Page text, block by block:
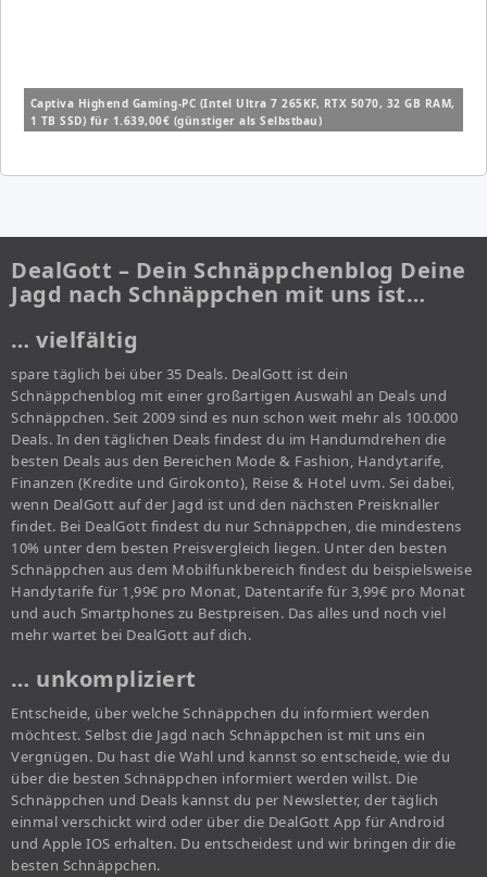
Captiva Highend Gaming-PC (Intel Ultra 7 265KF, RTX 5070, 32 GB RAM,
1 TB SSD) für 1.639,00€ (günstiger als Selbstbau)
DealGott – Dein Schnäppchenblog Deine
Jagd nach Schnäppchen mit uns ist…
… vielfältig
spare täglich bei über 35 Deals. DealGott ist dein
Schnäppchenblog mit einer großartigen Auswahl an Deals und
Schnäppchen. Seit 2009 sind es nun schon weit mehr als 100.000
Deals. In den täglichen Deals findest du im Handumdrehen die
besten Deals aus den Bereichen Mode & Fashion, Handytarife,
Finanzen (Kredite und Girokonto), Reise & Hotel uvm. Sei dabei,
wenn DealGott auf der Jagd ist und den nächsten Preisknaller
findet. Bei DealGott findest du nur Schnäppchen, die mindestens
10% unter dem besten Preisvergleich liegen. Unter den besten
Schnäppchen aus dem Mobilfunkbereich findest du beispielsweise
Handytarife für 1,99€ pro Monat, Datentarife für 3,99€ pro Monat
und auch Smartphones zu Bestpreisen. Das alles und noch viel
mehr wartet bei DealGott auf dich.
… unkompliziert
Entscheide, über welche Schnäppchen du informiert werden
möchtest. Selbst die Jagd nach Schnäppchen ist mit uns ein
Vergnügen. Du hast die Wahl und kannst so entscheide, wie du
über die besten Schnäppchen informiert werden willst. Die
Schnäppchen und Deals kannst du per Newsletter, der täglich
einmal verschickt wird oder über die DealGott App für Android
und Apple IOS erhalten. Du entscheidest und wir bringen dir die
besten Schnäppchen.